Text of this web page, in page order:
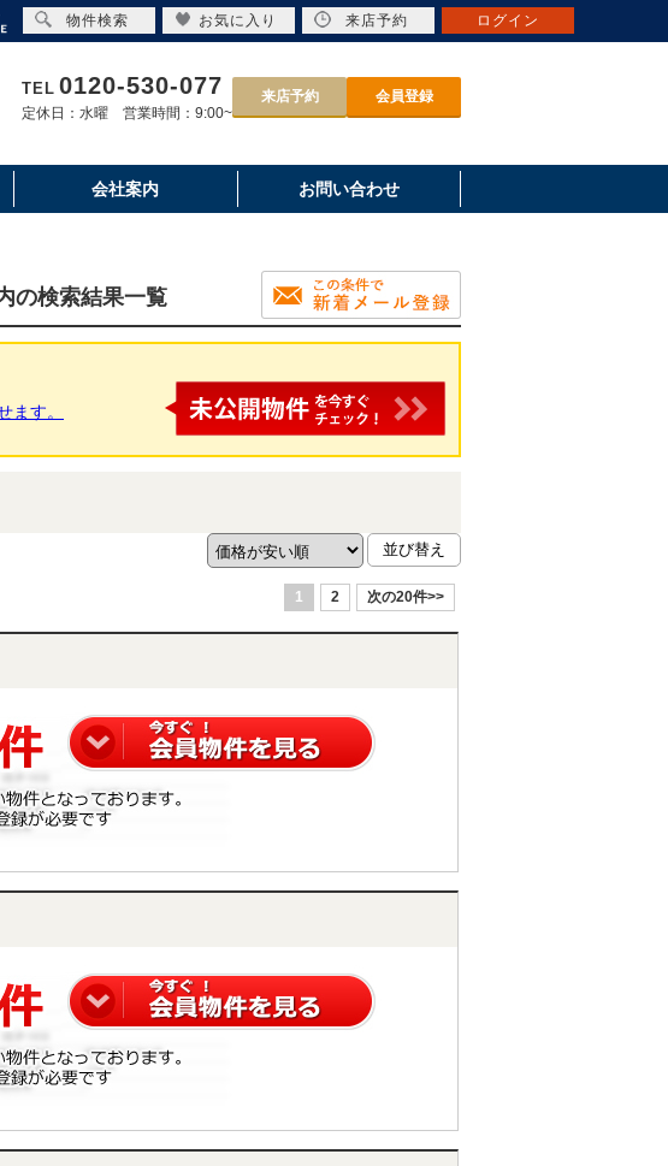
TEL 0120-530-077
定休日：水曜 営業時間：9:00~
来店予約 会員登録
会社案内 お問い合わせ
の検索結果一覧
ます。
1 2 次の20件>>
物件検索 お気に入り 来店予約 ログイン